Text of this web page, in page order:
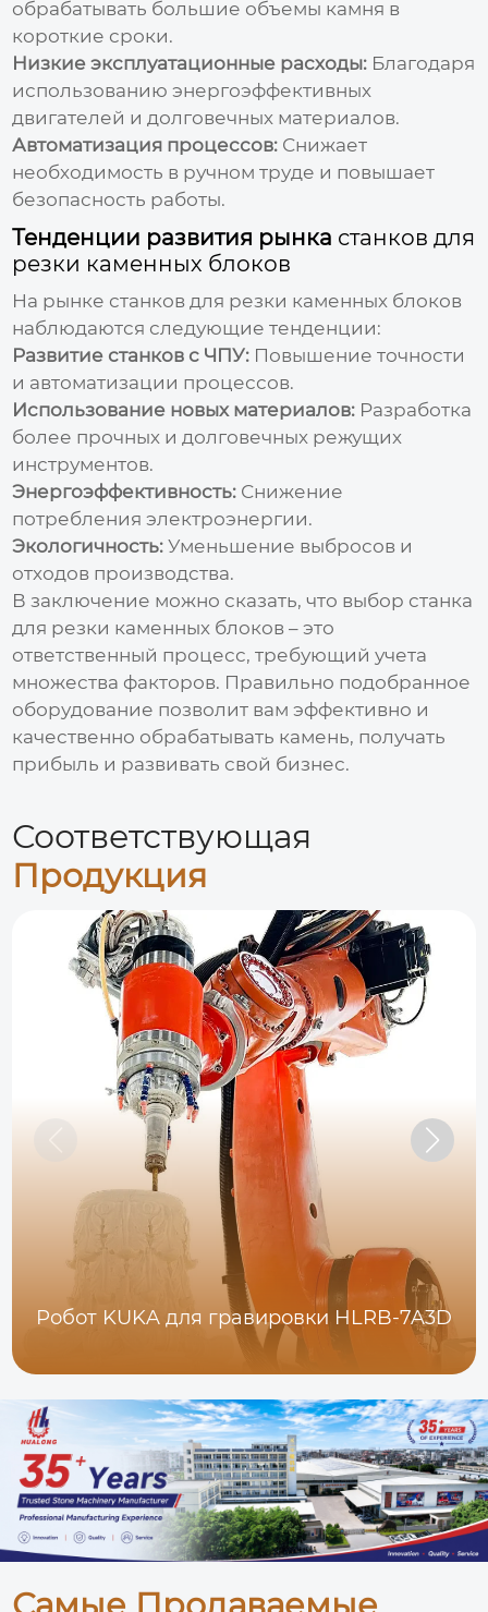
обрабатывать большие объемы камня в
короткие сроки.
Низкие эксплуатационные расходы: Благодаря
использованию энергоэффективных
двигателей и долговечных материалов.
Автоматизация процессов: Снижает
необходимость в ручном труде и повышает
безопасность работы.
Тенденции развития рынка станков для
резки каменных блоков
На рынке станков для резки каменных блоков
наблюдаются следующие тенденции:
Развитие станков с ЧПУ: Повышение точности
и автоматизации процессов.
Использование новых материалов: Разработка
более прочных и долговечных режущих
инструментов.
Энергоэффективность: Снижение
потребления электроэнергии.
Экологичность: Уменьшение выбросов и
отходов производства.
В заключение можно сказать, что выбор станка
для резки каменных блоков – это
ответственный процесс, требующий учета
множества факторов. Правильно подобранное
оборудование позволит вам эффективно и
качественно обрабатывать камень, получать
прибыль и развивать свой бизнес.
Соответствующая
Продукция
Робот KUKA для гравировки HLRB-7A3D